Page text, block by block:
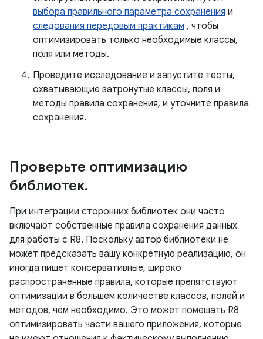
выбора правильного параметра сохранения и
следования передовым практикам , чтобы
оптимизировать только необходимые классы,
поля или методы.
Проведите исследование и запустите тесты,
охватывающие затронутые классы, поля и
методы правила сохранения, и уточните правила
сохранения.
Проверьте оптимизацию
библиотек.
При интеграции сторонних библиотек они часто
включают собственные правила сохранения данных
для работы с R8. Поскольку автор библиотеки не
может предсказать вашу конкретную реализацию, он
иногда пишет консервативные, широко
распространенные правила, которые препятствуют
оптимизации в большем количестве классов, полей и
методов, чем необходимо. Это может помешать R8
оптимизировать части вашего приложения, которые